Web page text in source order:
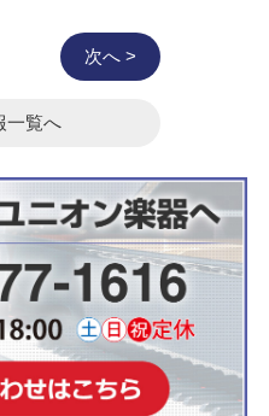
次へ >
一覧へ